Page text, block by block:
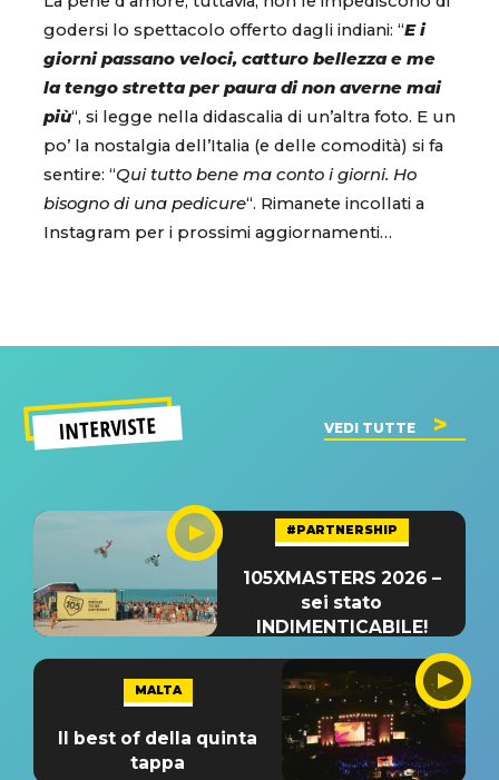
godersi lo spettacolo offerto dagli indiani: “E i
giorni passano veloci, catturo bellezza e me
la tengo stretta per paura di non averne mai
più“, si legge nella didascalia di un’altra foto. E un
po’ la nostalgia dell’Italia (e delle comodità) si fa
sentire: “Qui tutto bene ma conto i giorni. Ho
bisogno di una pedicure“. Rimanete incollati a
Instagram per i prossimi aggiornamenti…
INTERVISTE VEDI TUTTE
#PARTNERSHIP
105XMASTERS 2026 –
sei stato
INDIMENTICABILE!
MALTA
Il best of della quinta
tappa